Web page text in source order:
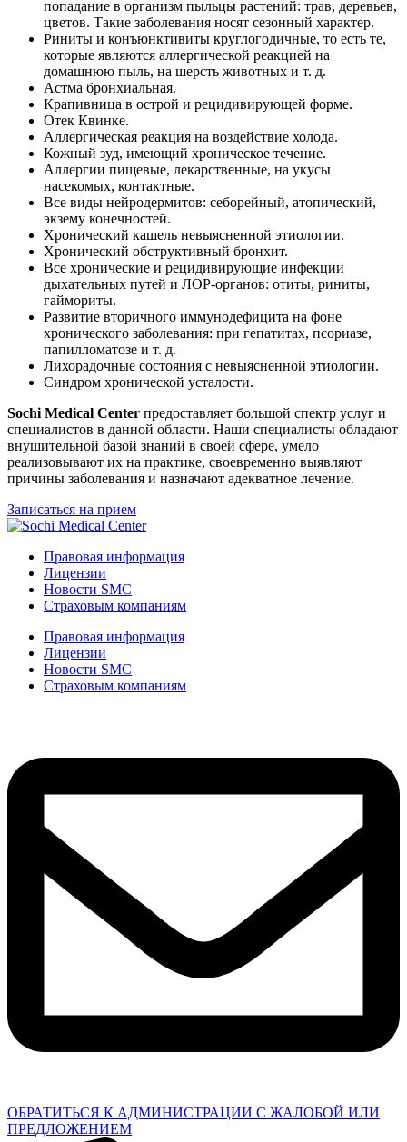
попадание в организм пыльцы растений: трав, деревьев,
цветов. Такие заболевания носят сезонный характер.
Риниты и конъюнктивиты круглогодичные, то есть те,
которые являются аллергической реакцией на
домашнюю пыль, на шерсть животных и т. д.
Астма бронхиальная.
Крапивница в острой и рецидивирующей форме.
Отек Квинке.
Аллергическая реакция на воздействие холода.
Кожный зуд, имеющий хроническое течение.
Аллергии пищевые, лекарственные, на укусы
насекомых, контактные.
Все виды нейродермитов: себорейный, атопический,
экзему конечностей.
Хронический кашель невыясненной этиологии.
Хронический обструктивный бронхит.
Все хронические и рецидивирующие инфекции
дыхательных путей и ЛОР-органов: отиты, риниты,
гаймориты.
Развитие вторичного иммунодефицита на фоне
хронического заболевания: при гепатитах, псориазе,
папилломатозе и т. д.
Лихорадочные состояния с невыясненной этиологии.
Синдром хронической усталости.
Sochi Medical Center предоставляет большой спектр услуг и
специалистов в данной области. Наши специалисты обладают
внушительной базой знаний в своей сфере, умело
реализовывают их на практике, своевременно выявляют
причины заболевания и назначают адекватное лечение.
Записаться на прием
Правовая информация
Лицензии
Новости SMC
Страховым компаниям
Правовая информация
Лицензии
Новости SMC
Страховым компаниям
ОБРАТИТЬСЯ К АДМИНИСТРАЦИИ С ЖАЛОБОЙ ИЛИ
ПРЕДЛОЖЕНИЕМ